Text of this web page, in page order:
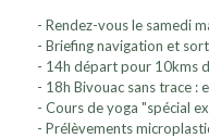
- Rendez-vous le samedi
- Briefing navigation et
- 14h départ pour 10kms
- 18h Bivouac sans trace :
- Cours de yoga "spécial
- Prélèvements